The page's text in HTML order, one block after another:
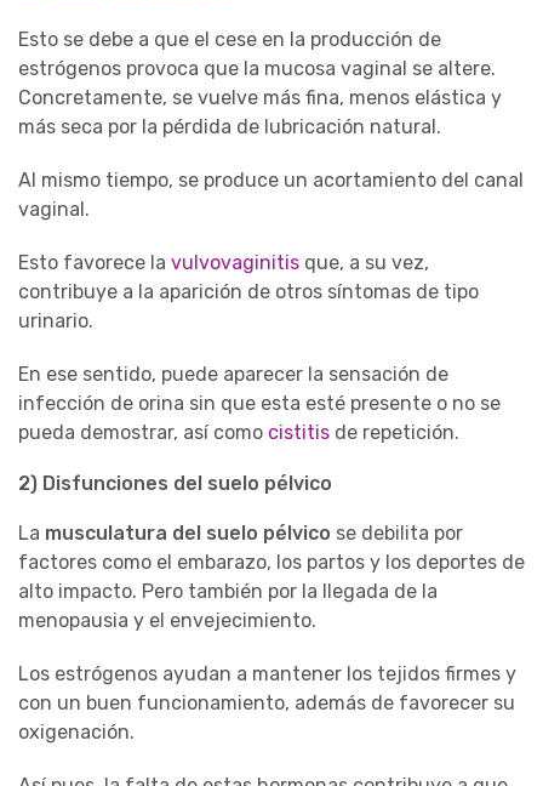
Esto se debe a que el cese en la producción de
estrógenos provoca que la mucosa vaginal se altere.
Concretamente, se vuelve más fina, menos elástica y
más seca por la pérdida de lubricación natural.
Al mismo tiempo, se produce un acortamiento del canal
vaginal.
Esto favorece la vulvovaginitis que, a su vez,
contribuye a la aparición de otros síntomas de tipo
urinario.
En ese sentido, puede aparecer la sensación de
infección de orina sin que esta esté presente o no se
pueda demostrar, así como cistitis de repetición.
2) Disfunciones del suelo pélvico
La musculatura del suelo pélvico se debilita por
factores como el embarazo, los partos y los deportes de
alto impacto. Pero también por la llegada de la
menopausia y el envejecimiento.
Los estrógenos ayudan a mantener los tejidos firmes y
con un buen funcionamiento, además de favorecer su
oxigenación.